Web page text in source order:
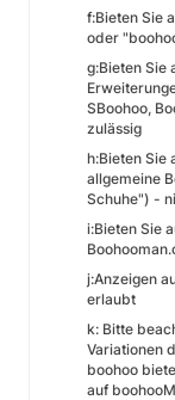
f:Bieten Sie
oder
g:Bieten Sie
SBoohoo,
zulässig
h:Bieten Sie
allgemeine
Schuhe") -
i:Bieten Sie
j:Anzeigen
erlaubt
k: Bitte
Variationen
boohoo
auf